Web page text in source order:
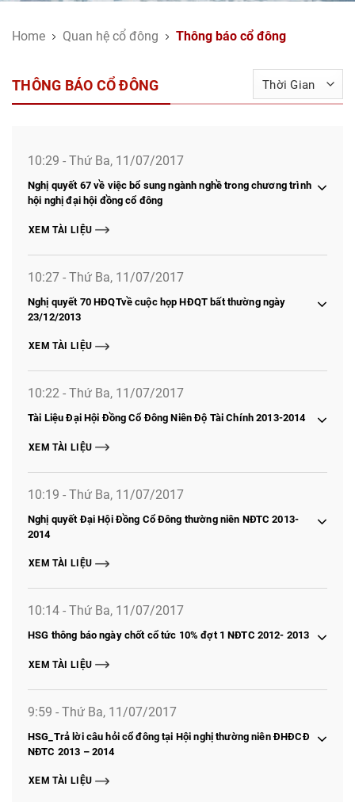
Home Quan hệ cổ đông Thông báo cổ đông
THÔNG BÁO CỔ ĐÔNG
10:29 - Thứ Ba, 11/07/2017
Nghị quyết 67 về việc bổ sung ngành nghề trong chương trình
hội nghị đại hội đồng cổ đông
XEM TÀI LIỆU
10:27 - Thứ Ba, 11/07/2017
Nghị quyết 70 HĐQTvề cuộc họp HĐQT bất thường ngày
23/12/2013
XEM TÀI LIỆU
10:22 - Thứ Ba, 11/07/2017
Tài Liệu Đại Hội Đồng Cổ Đông Niên Độ Tài Chính 2013-2014
XEM TÀI LIỆU
10:19 - Thứ Ba, 11/07/2017
Nghị quyết Đại Hội Đồng Cổ Đông thường niên NĐTC 2013-
2014
XEM TÀI LIỆU
10:14 - Thứ Ba, 11/07/2017
HSG thông báo ngày chốt cổ tức 10% đợt 1 NĐTC 2012- 2013
XEM TÀI LIỆU
9:59 - Thứ Ba, 11/07/2017
HSG_Trả lời câu hỏi cổ đông tại Hội nghị thường niên ĐHĐCĐ
NĐTC 2013 – 2014
XEM TÀI LIỆU